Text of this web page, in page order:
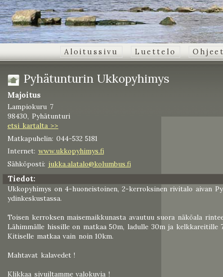
Aloitussivu Luettelo
Pyhätunturin Ukkopyhimys
Majoitus
Lampiokuru 7
98430, Pyhätunturi
etsi kartalta >>
Matkapuhelin: 044-532 5181
Internet: www.ukkopyhimys.fi
Sähköposti: jukka.alatalo@kolumbus.fi
Tiedot:
Ukkopyhimys on 4-huoneistoinen, 2-kerroksinen rivitalo aivan
ydinkeskustassa.
Toisen kerroksen maisemaikkunasta avautuu suora näköala
Lähimmälle hissille on matkaa 50m, ladulle 30m ja kelkkareitille
Kitiselle matkaa vain noin 10km.
Mahtavat kalavedet !
Klikkaa sivuiltamme valokuvia !